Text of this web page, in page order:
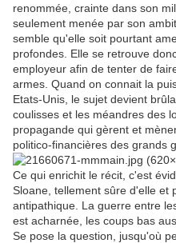
renommée, crainte dans son
seulement menée par son
semble qu'elle soit pourtant
profondes. Elle se retrouve
employeur afin de tenter de
armes. Quand on connait la
Etats-Unis, le sujet devient
coulisses et les méandres des
propagande qui gèrent et
politico-financières des grands
Ce qui enrichit le récit, c'est
Sloane, tellement sûre d'elle et
antipathique. La guerre entre
est acharnée, les coups bas
Se pose la question, jusqu'où